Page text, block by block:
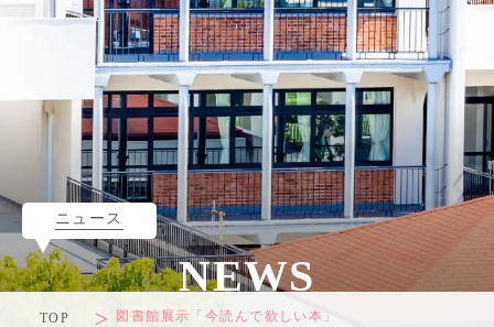
TOP 図書館展示「今読んで欲しい本」
NEWS
ニュース